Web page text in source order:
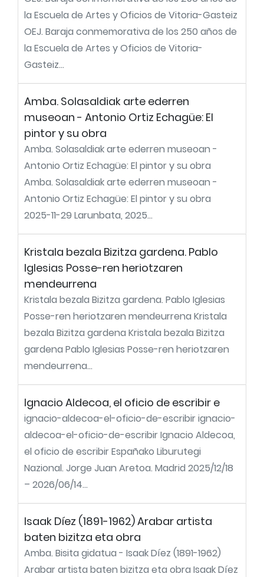
la Escuela de Artes y Oficios de Vitoria-Gasteiz
OEJ. Baraja conmemorativa de los 250 años de
la Escuela de Artes y Oficios de Vitoria-
Gasteiz...
Amba. Solasaldiak arte ederren
museoan - Antonio Ortiz Echagüe: El
pintor y su obra
Amba. Solasaldiak arte ederren museoan -
Antonio Ortiz Echagüe: El pintor y su obra
Amba. Solasaldiak arte ederren museoan -
Antonio Ortiz Echagüe: El pintor y su obra
2025-11-29 Larunbata, 2025...
Kristala bezala Bizitza gardena. Pablo
Iglesias Posse-ren heriotzaren
mendeurrena
Kristala bezala Bizitza gardena. Pablo Iglesias
Posse-ren heriotzaren mendeurrena Kristala
bezala Bizitza gardena Kristala bezala Bizitza
gardena Pablo Iglesias Posse-ren heriotzaren
mendeurrena...
Ignacio Aldecoa, el oficio de escribir e
ignacio-aldecoa-el-oficio-de-escribir ignacio-
aldecoa-el-oficio-de-escribir Ignacio Aldecoa,
el oficio de escribir Españako Liburutegi
Nazional. Jorge Juan Aretoa. Madrid 2025/12/18
– 2026/06/14...
Isaak Díez (1891-1962) Arabar artista
baten bizitza eta obra
Amba. Bisita gidatua - Isaak Díez (1891-1962)
Arabar artista baten bizitza eta obra Isaak Díez